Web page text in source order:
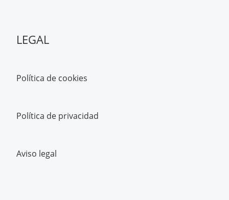
LEGAL
Política de cookies
Política de privacidad
Aviso legal